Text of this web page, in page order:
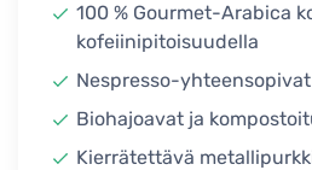
100 % Gourmet-Arabica
kofeiinipitoisuudella
Nespresso-
Biohajoavat ja
Kierrätettävä